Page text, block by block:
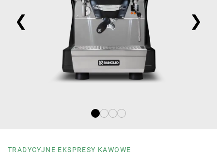
❮ ❯
TRADYCYJNE EKSPRESY KAWOWE
Nasze marki